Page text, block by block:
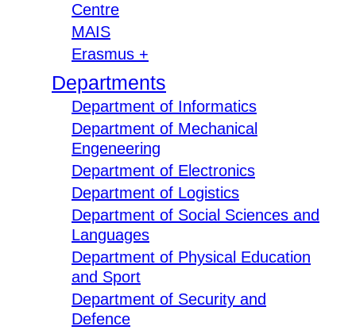
Centre
MAIS
Erasmus +
Departments
Department of Informatics
Department of Mechanical
Engeneering
Department of Electronics
Department of Logistics
Department of Social Sciences and
Languages
Department of Physical Education
and Sport
Department of Security and
Defence